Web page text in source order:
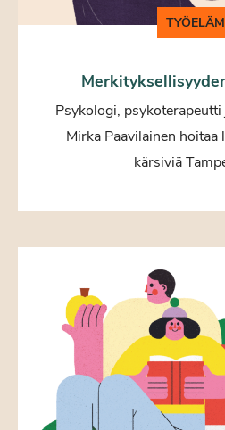
Psykologi,
Mirka Paavilainen
kärsiviä